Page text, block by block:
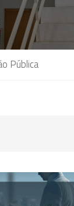
Pública